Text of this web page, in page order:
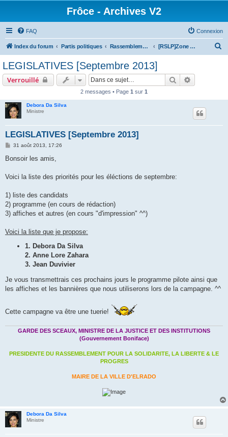
Frôce - Archives V2
FAQ Connexion
Index du forum Partis politiques Rassemblement pour la Solidarité la Liberté & le Progrès [RSLP]Zone privée
LEGISLATIVES [Septembre 2013]
Verrouillé Rechercher
2 messages • Page 1 sur 1
Debora Da Silva
Ministre
LEGISLATIVES [Septembre 2013]
M
s
g
31 août 2013, 17:26
Bonsoir les amis,
Voici la liste des priorités pour les éléctions de septembre:
1) liste des candidats
2) programme (en cours de rédaction)
3) affiches et autres (en cours "d'impression" ^^)
Voici la liste que je propose:
1. Debora Da Silva
2. Anne Lore Zahara
3. Jean Duvivier
Je vous transmettrais ces prochains jours le programme pilote ainsi que
les affiches et les bannières que nous utiliserons lors de la campagne. ^^
Cette campagne va être une tuerie!
GARDE DES SCEAUX, MINISTRE DE LA JUSTICE ET DES INSTITUTIONS
(Gouvernement Boniface)
PRESIDENTE DU RASSEMBLEMENT POUR LA SOLIDARITE, LA LIBERTE & LE
PROGRES
MAIRE DE LA VILLE D'ELRADO
Debora Da Silva
Ministre